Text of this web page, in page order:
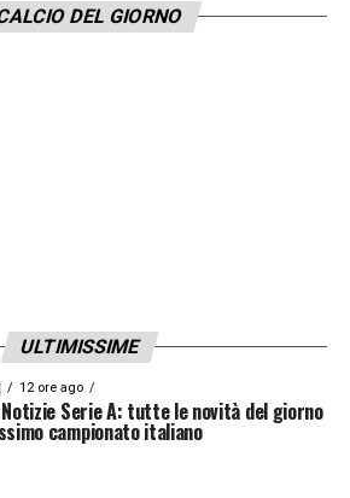
NOSTRE TOP NEWS
DEL GIORNO
ULTIMISSIME
12 ore ago
Serie A: tutte le novità del giorno
campionato italiano